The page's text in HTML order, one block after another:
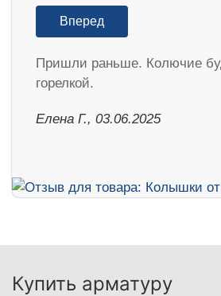
Вперед
Пришли раньше. Колючие
горелкой.
Елена Г., 03.06.2025
Купить арматуру